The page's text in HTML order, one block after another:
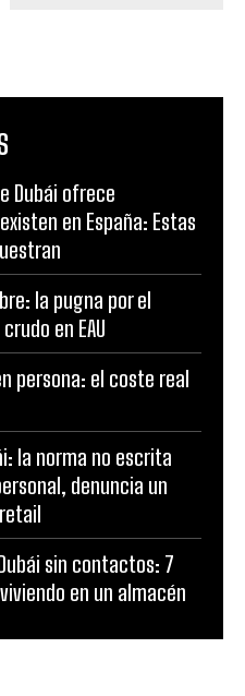
Dubái ofrece
en España: Estas
la pugna por el
en EAU
persona: el coste real
la norma no escrita
denuncia un
sin contactos: 7
en un almacén